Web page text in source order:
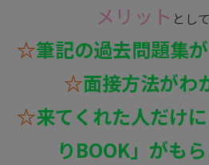
メリット とし
☆筆記の過去問題集
☆面接方法がわ
☆来てくれた人だけ
りBOOK」がも